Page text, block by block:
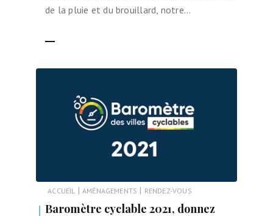
de la pluie et du brouillard, notre…
ACCUEIL | AMÉNAGEMENTS | RENDEZ-VOUS
Baromètre cyclable 2021, donnez